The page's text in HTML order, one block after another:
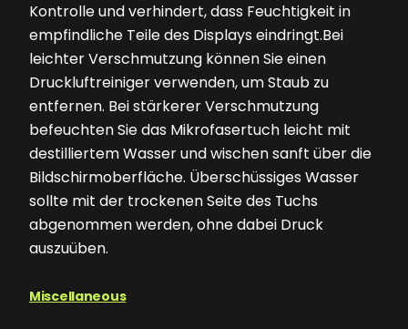
Kontrolle und verhindert, dass Feuchtigkeit in
empfindliche Teile des Displays eindringt.Bei
leichter Verschmutzung können Sie einen
Druckluftreiniger verwenden, um Staub zu
entfernen. Bei stärkerer Verschmutzung
befeuchten Sie das Mikrofasertuch leicht mit
destilliertem Wasser und wischen sanft über die
Bildschirmoberfläche. Überschüssiges Wasser
sollte mit der trockenen Seite des Tuchs
abgenommen werden, ohne dabei Druck
auszuüben.
Miscellaneous